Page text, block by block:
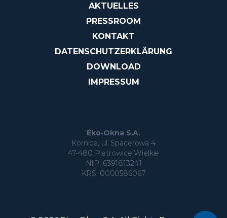
AKTUELLES
PRESSROOM
KONTAKT
DATENSCHUTZERKLÄRUNG
DOWNLOAD
IMPRESSUM
Eko-Okna S.A.
Kornice, ul. Spacerowa 4
47-480 Pietrowice Wielkie
NIP: 6391813241
KRS: 0000586067
Möchten